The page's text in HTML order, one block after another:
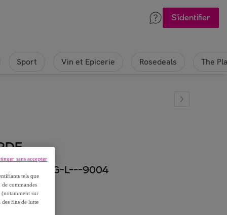
S'identifier
Sport Vin et Epicerie Rosedeals The
- DC630G-L---9004
tels que
commandes
(notamment sur
des fins de lutte
sans accepter